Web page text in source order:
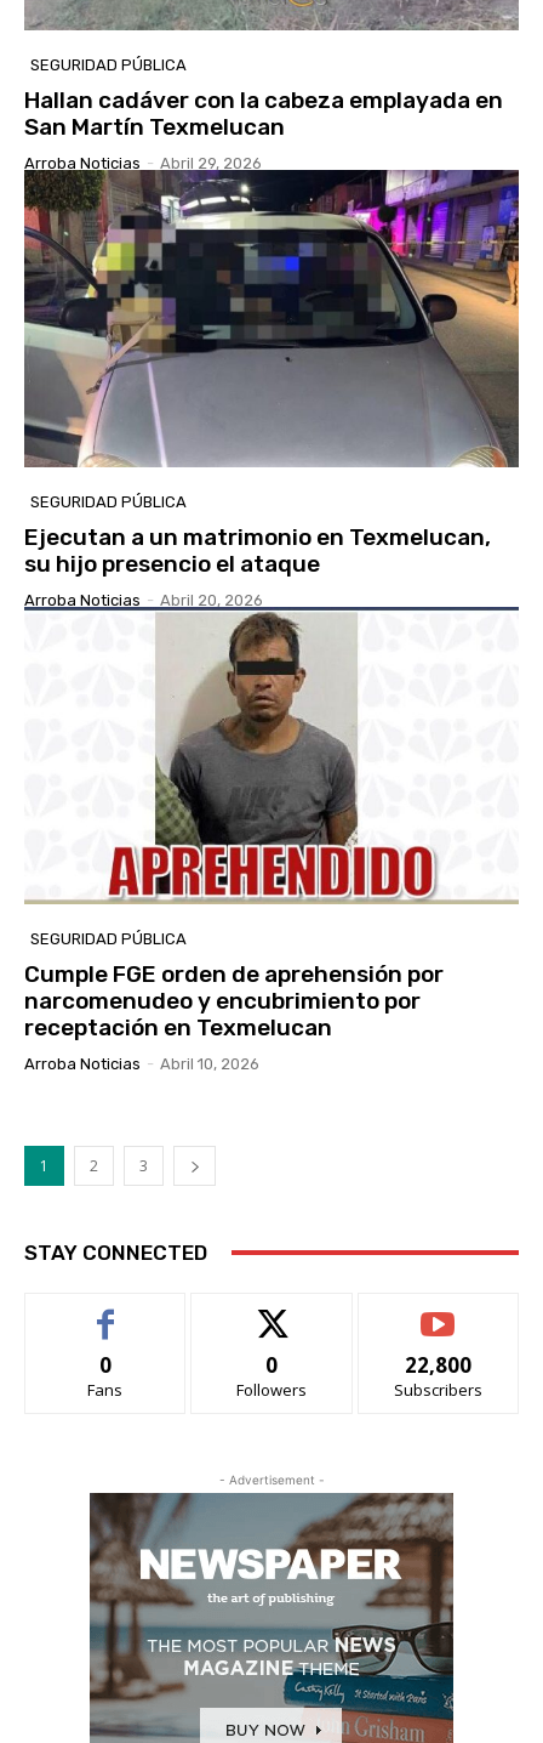
SEGURIDAD PÚBLICA
Hallan cadáver con la cabeza emplayada en
San Martín Texmelucan
Arroba Noticias - Abril 29, 2026
SEGURIDAD PÚBLICA
Ejecutan a un matrimonio en Texmelucan,
su hijo presencio el ataque
Arroba Noticias - Abril 20, 2026
SEGURIDAD PÚBLICA
Cumple FGE orden de aprehensión por
narcomenudeo y encubrimiento por
receptación en Texmelucan
Arroba Noticias - Abril 10, 2026
1 2 3
STAY CONNECTED
0
Fans
0
Followers
22,800
Subscribers
- Advertisement -